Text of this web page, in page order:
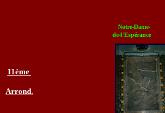
Notre-Dame-
de-l'Espérance
11ème
Arrond.